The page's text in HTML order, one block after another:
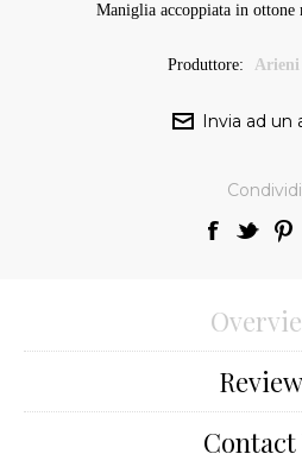
Maniglia accoppiata in ottone
Produttore: Arieni
Contact